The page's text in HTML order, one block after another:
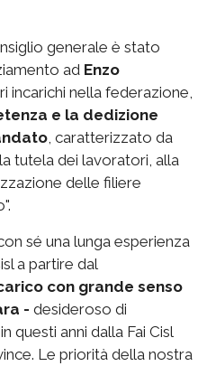
generale è stato
ad Enzo
incarichi nella federazione,
e la dedizione
, caratterizzato da
tutela dei lavoratori, alla
delle filiere
sé una lunga esperienza
a partire dal
con grande senso
- desideroso di
questi anni dalla Fai Cisl
Le priorità della nostra